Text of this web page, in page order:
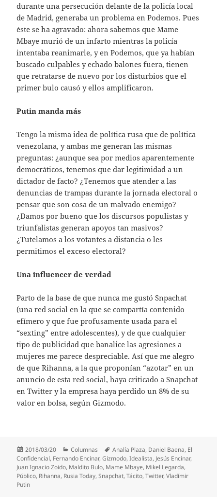
durante una persecución delante de la policía local
de Madrid, generaba un problema en Podemos. Pues
éste se ha agravado: ahora sabemos que Mame
Mbaye murió de un infarto mientras la policía
intentaba reanimarle, y en Podemos, que ya habían
buscado culpables y echado balones fuera, tienen
que retratarse de nuevo por los disturbios que el
primer bulo causó y ellos amplificaron.
Putin manda más
Tengo la misma idea de política rusa que de política
venezolana, y ambas me generan las mismas
preguntas: ¿aunque sea por medios aparentemente
democráticos, tenemos que dar legitimidad a un
dictador de facto? ¿Tenemos que atender a las
denuncias de trampas durante la jornada electoral o
pensar que son cosa de un malvado enemigo?
¿Damos por bueno que los discursos populistas y
triunfalistas generan apoyos tan masivos?
¿Tutelamos a los votantes a distancia o les
permitimos el exceso electoral?
Una influencer de verdad
Parto de la base de que nunca me gustó Snpachat
(una red social en la que se compartía contenido
efímero y que fue profusamente usada para el
“sexting” entre adolescentes), y de que cualquier
tipo de publicidad que banalice las agresiones a
mujeres me parece despreciable. Así que me alegro
de que Rihanna, a la que proponían “azotar” en un
anuncio de esta red social, haya criticado a Snapchat
en Twitter y la empresa haya perdido un 8% de su
valor en bolsa, según Gizmodo.
Publicado
el
2018/03/20 Categorías
Columnas Etiquetas
Analía Plaza, Daniel Baena, El
Confidencial, Fernando Encinar,Gizmodo,Idealista, Jesús Encinar,
Juan Ignacio Zoido, Maldito Bulo, Mame Mbaye, Mikel Legarda,
Público, Rihanna, Rusia Today,Snapchat,Tácito,Twitter,Vladímir
Putin